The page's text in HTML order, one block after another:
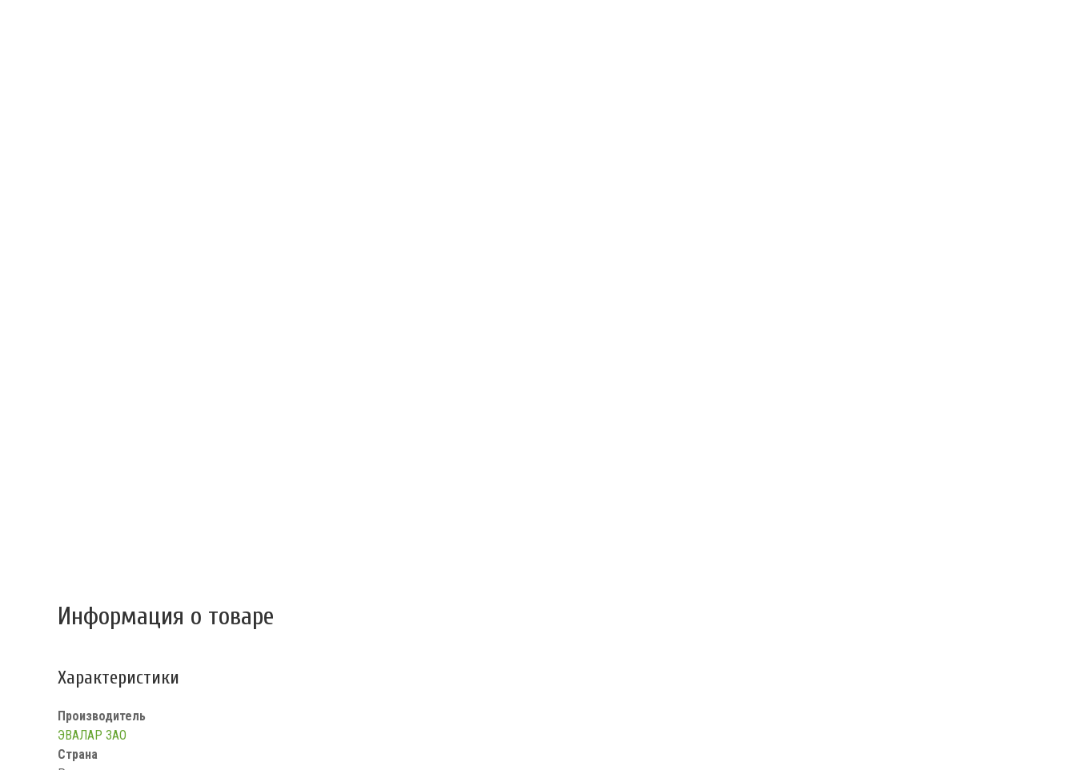
Информация о товаре
Характеристики
Производитель
ЭВАЛАР ЗАО
Страна